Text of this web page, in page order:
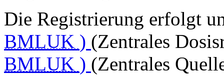
Die Registrierung erfolgt
BMLUK ) (Zentrales
BMLUK ) (Zentrales